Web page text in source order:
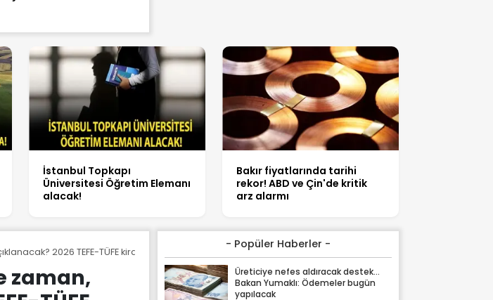
İstanbul Topkapı
Üniversitesi Öğretim Elemanı
alacak!
Bakır fiyatlarında tarihi
rekor! ABD ve Çin'de kritik
arz alarmı
2026 TEFE-TÜFE kira artış oranı nasıl hesaplanır?
zaman,
- Popüler Haberler -
Üreticiye nefes aldıracak destek...
Bakan Yumaklı: Ödemeler bugün
yapılacak